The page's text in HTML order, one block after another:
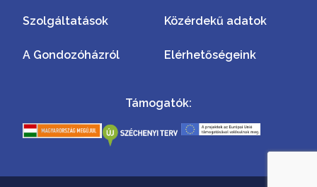
Szolgáltatások
A Gondozóházról
Közérdekű adatok
Elérhetőségeink
Támogatók: